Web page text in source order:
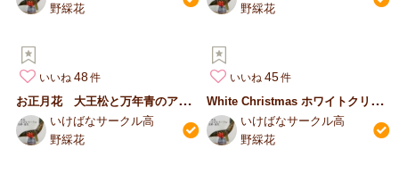
野綵花
野綵花
いいね 48
お
正月花 大王松と万年青のアレンジ
いけばなサークル高
野綵花
いいね 45
W
hite Christmas ホワイトクリスマス アレンジ
いけばなサークル高
野綵花